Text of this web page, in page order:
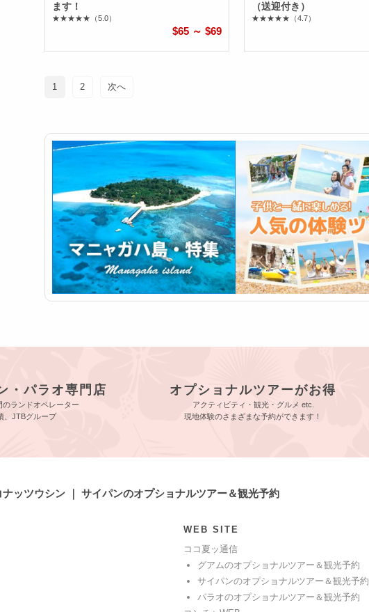
ます！
★★★★★ （5.0）
$65 ～ $69
（送迎付き）
★★★★★ （4.7）
1 2 次へ
・パラオ専門店
のランドオペレーター
、JTBグループ
オプショナルツアーがお得
アクティビティ・観光・グルメ etc.
現地体験のさまざまな予約ができます！
ナッツウシン ｜ サイパンのオプショナルツアー＆観光予約
WEB SITE
ココ夏ッ通信
グアムのオプショナルツアー＆観光予約
サイパンのオプショナルツアー＆観光予約
パラオのオプショナルツアー＆観光予約